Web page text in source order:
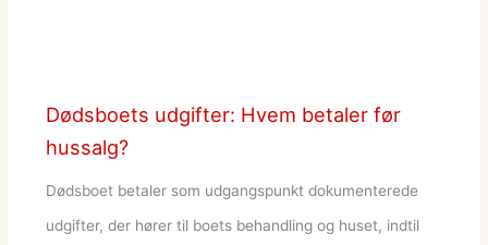
Dødsboets udgifter: Hvem betaler før
hussalg?
Dødsboet betaler som udgangspunkt dokumenterede
udgifter, der hører til boets behandling og huset, indtil